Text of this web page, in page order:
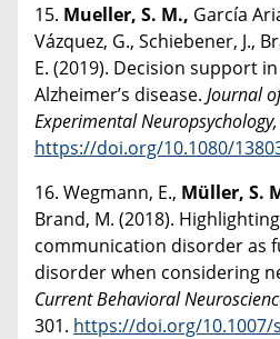
15. Mueller, S. M., García
Vázquez, G., Schiebener, J.,
E. (2019). Decision support
Alzheimer’s disease. Journal
Experimental
https://doi.org/10.1080/
16. Wegmann, E., Müller, S.
Brand, M. (2018).
communication disorder as
disorder when considering
Current Behavioral
301. https://doi.org/10.1007/